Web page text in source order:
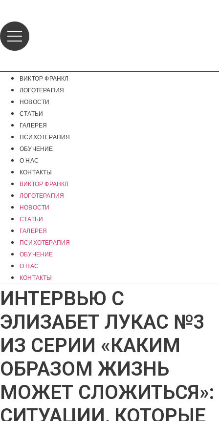
содержимому
ВИКТОР ФРАНКЛ
ЛОГОТЕРАПИЯ
НОВОСТИ
СТАТЬИ
ГАЛЕРЕЯ
ПСИХОТЕРАПИЯ
ОБУЧЕНИЕ
О НАС
КОНТАКТЫ
ВИКТОР ФРАНКЛ
ЛОГОТЕРАПИЯ
НОВОСТИ
СТАТЬИ
ГАЛЕРЕЯ
ПСИХОТЕРАПИЯ
ОБУЧЕНИЕ
О НАС
КОНТАКТЫ
ИНТЕРВЬЮ С
ЭЛИЗАБЕТ ЛУКАС №3
ИЗ СЕРИИ «КАКИМ
ОБРАЗОМ ЖИЗНЬ
МОЖЕТ СЛОЖИТЬСЯ»:
СИТУАЦИИ, КОТОРЫЕ